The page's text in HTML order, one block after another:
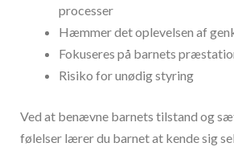
processer
Hæmmer det oplevelsen af
Fokuseres på barnets
Risiko for unødig styring
Ved at benævne barnets tilstand og
følelser lærer du barnet at kende sig